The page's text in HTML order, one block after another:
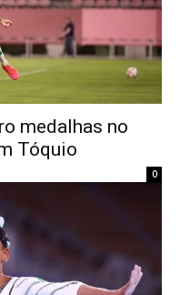
medalhas no
Tóquio
0